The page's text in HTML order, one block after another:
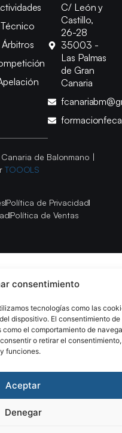
consentimiento
tecnologías como las
dispositivo. El consentimiento de
el comportamiento de
o retirar el
funciones.
Aceptar
Denegar
Técnico
Árbitros
C/ León y
Castillo,
26-28
35003 -
Las Palmas
de Gran
Canaria
de Balonmano |
TOOOLS
Política de Privacidad
Política de Ventas